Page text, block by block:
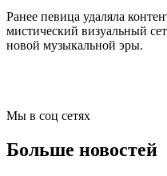
Ранее певица удаляла
мистический визуальный
новой музыкальной эры.
Мы в соц сетях
Больше новостей